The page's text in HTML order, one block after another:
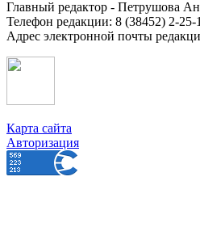
Главный редактор - Петрушова
Телефон редакции: 8 (38452) 2-25-
Адрес электронной почты
Карта сайта
Авторизация